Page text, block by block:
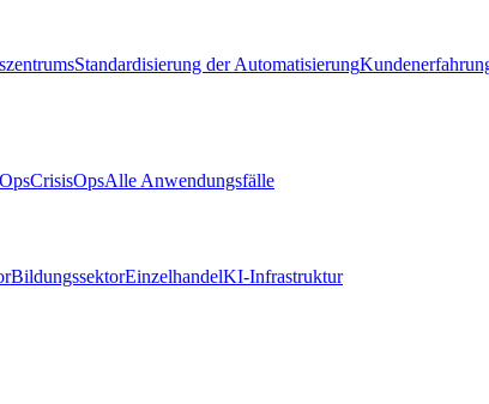
Standardisierung der Automatisierung
CrisisOpsAlle Anwendungsfälle
BildungssektorEinzelhandelKI-Infrastruktur